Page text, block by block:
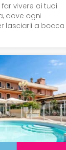
vivere ai tuoi
dove ogni
lasciarli a bocca